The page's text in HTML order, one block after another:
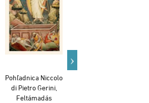
Pohľadnica Niccolo
di Pietro Gerini,
Feltámadás